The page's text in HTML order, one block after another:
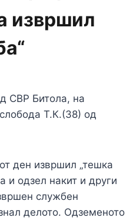
извршил
СВР Битола, на
Т.К.(38) од
ден извршил „тешка
и одзел накит и други
службен
делото. Одземеното